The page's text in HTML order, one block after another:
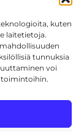
kuten
laitetietoja.
tunnuksia
voi
toimintoihin.